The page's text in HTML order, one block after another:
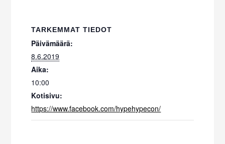
TARKEMMAT TIEDOT
Päivämäärä:
8.6.2019
Aika:
10:00
Kotisivu:
https://www.facebook.com/hypehypecon/